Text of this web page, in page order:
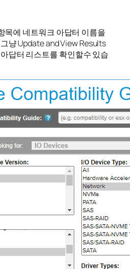
목에 네트워크 아답터 이름을
냥 Update and View Results
답터 리스트를 확인할수 있습